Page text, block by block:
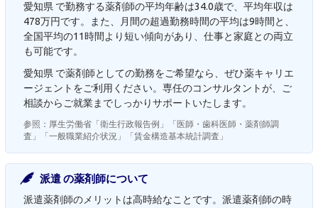
愛知県 で勤務する薬剤師の平均年齢は34.0歳で、平均年収は
478万円です。また、月間の超過勤務時間の平均は9時間と、
全国平均の11時間より短い傾向があり、仕事と家庭との両立
も可能です。
愛知県 で薬剤師としての勤務をご希望なら、ぜひ薬キャリエ
ージェントをご利用ください。専任のコンサルタントが、ご
相談からご就業までしっかりサポートいたします。
参照：厚生労働省「衛生行政報告例」「医師・歯科医師・薬剤師調
査」「一般職業紹介状況」「賃金構造基本統計調査」
派遣 の薬剤師について
派遣薬剤師のメリットは高時給なことです。派遣薬剤師の時